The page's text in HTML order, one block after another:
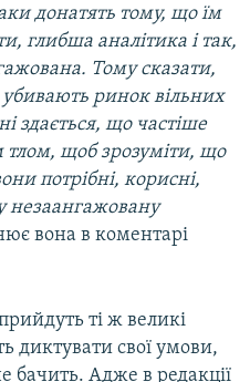
донатять тому, що їм
глибша аналітика і так,
Тому сказати,
убивають ринок вільних
здається, що частіше
тлом, щоб зрозуміти, що
потрібні, корисні,
незаангажовану
вона в коментарі
ті ж великі
диктувати свої умови,
бачить. Адже в редакції